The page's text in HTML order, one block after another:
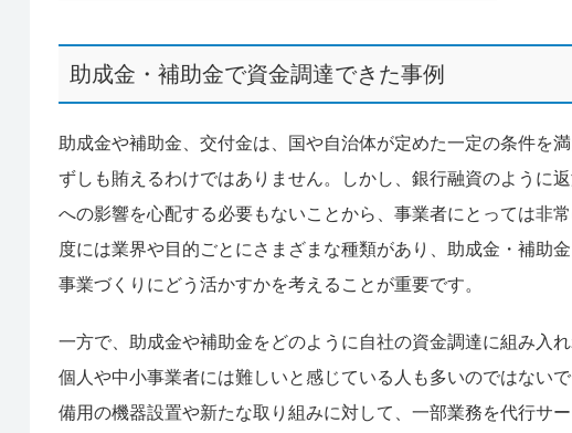
助成金・補助金で資金調達できた事例
助成金や補助金、交付金は、国や自治体が定めた一定の条件を
ずしも賄えるわけではありません。しかし、銀行融資のように
への影響を心配する必要もないことから、事業者にとっては非
度には業界や目的ごとにさまざまな種類があり、助成金・補助
事業づくりにどう活かすかを考えることが重要です。
一方で、助成金や補助金をどのように自社の資金調達に組み入
個人や中小事業者には難しいと感じている人も多いのではない
備用の機器設置や新たな取り組みに対して、一部業務を代行サ